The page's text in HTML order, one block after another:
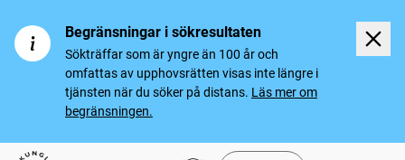
Begränsningar i sökresultaten
Sökträffar som är yngre än 100 år och
omfattas av upphovsrätten visas inte längre i
tjänsten när du söker på distans. Läs mer om
begränsningen.